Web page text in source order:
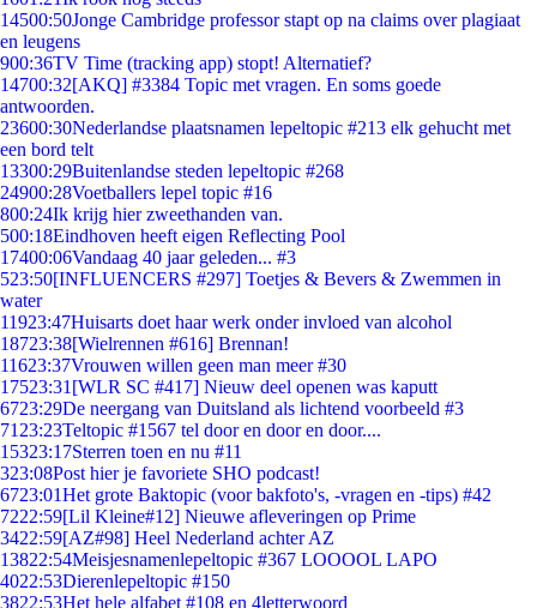
14500:50Jonge Cambridge professor stapt op na claims over plagiaat
en leugens
900:36TV Time (tracking app) stopt! Alternatief?
14700:32[AKQ] #3384 Topic met vragen. En soms goede
antwoorden.
23600:30Nederlandse plaatsnamen lepeltopic #213 elk gehucht met
een bord telt
13300:29Buitenlandse steden lepeltopic #268
24900:28Voetballers lepel topic #16
800:24Ik krijg hier zweethanden van.
500:18Eindhoven heeft eigen Reflecting Pool
17400:06Vandaag 40 jaar geleden... #3
523:50[INFLUENCERS #297] Toetjes & Bevers & Zwemmen in
water
11923:47Huisarts doet haar werk onder invloed van alcohol
18723:38[Wielrennen #616] Brennan!
11623:37Vrouwen willen geen man meer #30
17523:31 [WLR SC #417] Nieuw deel openen was kaputt
6723:29De neergang van Duitsland als lichtend voorbeeld #3
71 23:23Teltopic #1567 tel door en door en door....
15323:17Sterren toen en nu #11
323:08Post hier je favoriete SHO podcast!
6723:01Het grote Baktopic (voor bakfoto's, -vragen en -tips) #42
7222:59[Lil Kleine#12] Nieuwe afleveringen op Prime
3422:59[AZ#98] Heel Nederland achter AZ
13822:54Meisjesnamenlepeltopic #367 LOOOOL LAPO
4022:53Dierenlepeltopic #150
3822:53Het hele alfabet #108 en 4letterwoord